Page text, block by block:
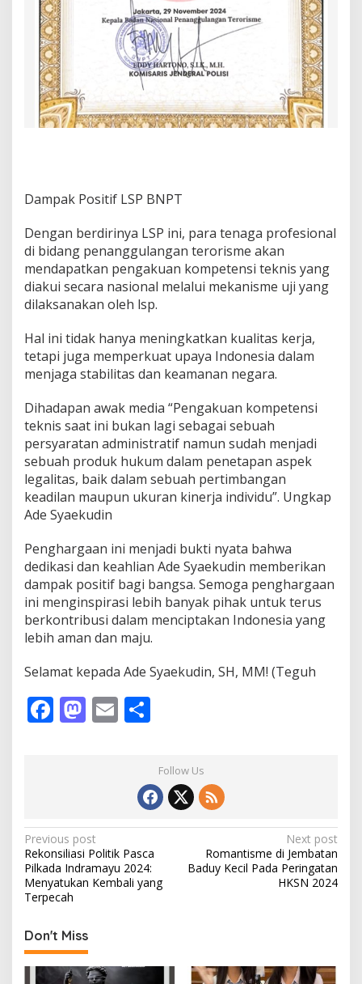
Dampak Positif LSP BNPT
Dengan berdirinya LSP ini, para tenaga profesional
di bidang penanggulangan terorisme akan
mendapatkan pengakuan kompetensi teknis yang
diakui secara nasional melalui mekanisme uji yang
dilaksanakan oleh lsp.
Hal ini tidak hanya meningkatkan kualitas kerja,
tetapi juga memperkuat upaya Indonesia dalam
menjaga stabilitas dan keamanan negara.
Dihadapan awak media “Pengakuan kompetensi
teknis saat ini bukan lagi sebagai sebuah
persyaratan administratif namun sudah menjadi
sebuah produk hukum dalam penetapan aspek
legalitas, baik dalam sebuah pertimbangan
keadilan maupun ukuran kinerja individu”. Ungkap
Ade Syaekudin
Penghargaan ini menjadi bukti nyata bahwa
dedikasi dan keahlian Ade Syaekudin memberikan
dampak positif bagi bangsa. Semoga penghargaan
ini menginspirasi lebih banyak pihak untuk terus
berkontribusi dalam menciptakan Indonesia yang
lebih aman dan maju.
Selamat kepada Ade Syaekudin, SH, MM! (Teguh
F
o
k
M
n
E
ar
eFollow Us
P
o
s
t
n
a
Previous post
Rekonsiliasi Politik Pasca
Pilkada Indramayu 2024:
Menyatukan Kembali yang
Terpecah
Next post
Romantisme di Jembatan
Baduy Kecil Pada Peringatan
HKSN 2024
Don't Miss